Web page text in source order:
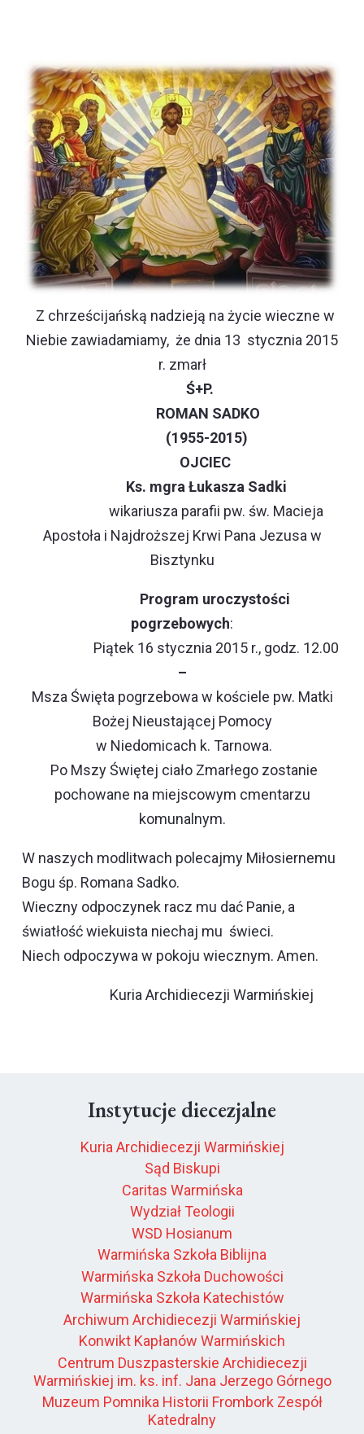
Z chrześcijańską nadzieją na życie wieczne w
Niebie zawiadamiamy, że dnia 13 stycznia 2015
r. zmarł
Ś+P.
ROMAN SADKO
(1955-2015)
OJCIEC
Ks. mgra Łukasza Sadki
wikariusza parafii pw. św. Macieja
Apostoła i Najdroższej Krwi Pana Jezusa w
Bisztynku
Program uroczystości
pogrzebowych:
Piątek 16 stycznia 2015 r., godz. 12.00
–
Msza Święta pogrzebowa w kościele pw. Matki
Bożej Nieustającej Pomocy
w Niedomicach k. Tarnowa.
Po Mszy Świętej ciało Zmarłego zostanie
pochowane na miejscowym cmentarzu
komunalnym.
W naszych modlitwach polecajmy Miłosiernemu
Bogu śp. Romana Sadko.
Wieczny odpoczynek racz mu dać Panie, a
światłość wiekuista niechaj mu świeci.
Niech odpoczywa w pokoju wiecznym. Amen.
Kuria Archidiecezji Warmińskiej
Instytucje diecezjalne
Kuria Archidiecezji Warmińskiej
Sąd Biskupi
Caritas Warmińska
Wydział Teologii
WSD Hosianum
Warmińska Szkoła Biblijna
Warmińska Szkoła Duchowości
Warmińska Szkoła Katechistów
Archiwum Archidiecezji Warmińskiej
Konwikt Kapłanów Warmińskich
Centrum Duszpasterskie Archidiecezji
Warmińskiej im. ks. inf. Jana Jerzego Górnego
Muzeum Pomnika Historii Frombork Zespół
Katedralny